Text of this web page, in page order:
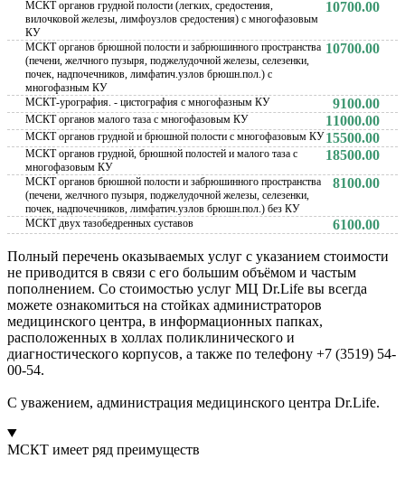
МСКТ органов грудной полости (легких, средостения,
вилочковой железы, лимфоузлов средостения) с многофазовым
КУ
10700.00
МСКТ органов брюшной полости и забрюшинного пространства
(печени, желчного пузыря, поджелудочной железы, селезенки,
почек, надпочечников, лимфатич.узлов брюшн.пол.) с
многофазным КУ
10700.00
МСКТ-урография. - цистография с многофазным КУ 9100.00
МСКТ органов малого таза с многофазовым КУ 11000.00
МСКТ органов грудной и брюшной полости с многофазовым КУ15500.00
МСКТ органов грудной, брюшной полостей и малого таза с
многофазовым КУ
18500.00
МСКТ органов брюшной полости и забрюшинного пространства
(печени, желчного пузыря, поджелудочной железы, селезенки,
почек, надпочечников, лимфатич.узлов брюшн.пол.) без КУ
8100.00
МСКТ двух тазобедренных суставов 6100.00
Полный перечень оказываемых услуг с указанием стоимости
не приводится в связи с его большим объёмом и частым
пополнением. Со стоимостью услуг МЦ Dr.Life вы всегда
можете ознакомиться на стойках администраторов
медицинского центра, в информационных папках,
расположенных в холлах поликлинического и
диагностического корпусов, а также по телефону +7 (3519) 54-
00-54.
С уважением, администрация медицинского центра Dr.Life.
МСКТ имеет ряд преимуществ